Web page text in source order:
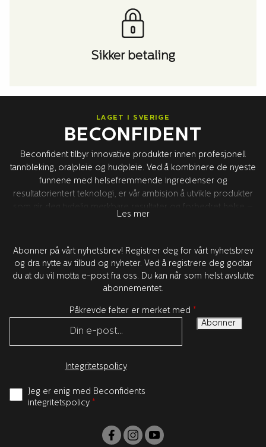
Sikker betaling
LAGET I SVERIGE
BECONFIDENT
Beconfident tilbyr innovative produkter innen profesjonell
tannbleking, oralpleie og hudpleie. Ved å kombinere de nyeste
funnene med helsefremmende ingredienser og
resultatorientert teknologi, er vår ambisjon å utvikle produkter
som gir deg tydelig merkbare resultater og forbedret helse –
produktene er testet og godkjent av tannleger.
Les mer
Abonner på vårt nyhetsbrev! Registrer deg for vårt nyhetsbrev
og dra nytte av tilbud og nyheter. Ved å registrere deg godtar
du at du vil motta e-post fra oss. Du kan når som helst avslutte
abonnementet.
Påkrevde felter er merket med *
Integritetspolicy
Jeg er enig med Beconfidents
integritetspolicy *